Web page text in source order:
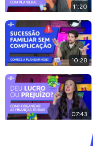
11:20
10:28
07:43